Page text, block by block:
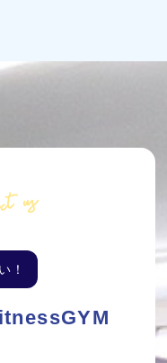
us
！